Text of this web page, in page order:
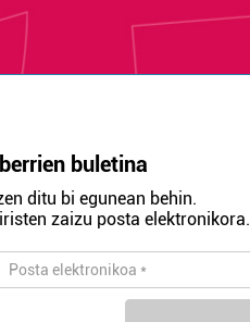
buletina
ditu bi egunean behin.
zaizu posta elektronikora.